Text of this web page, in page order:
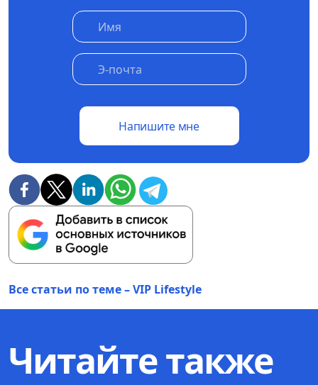
Напишите мне
Все статьи по теме – VIP Lifestyle
Читайте также